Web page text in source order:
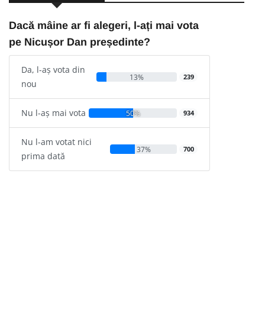
Dacă mâine ar fi alegeri, l-ați mai vota
pe Nicușor Dan președinte?
Da, l-aș vota din
nou
13% 239
Nu l-aș mai vota 50% 934
Nu l-am votat nici
prima dată
37% 700